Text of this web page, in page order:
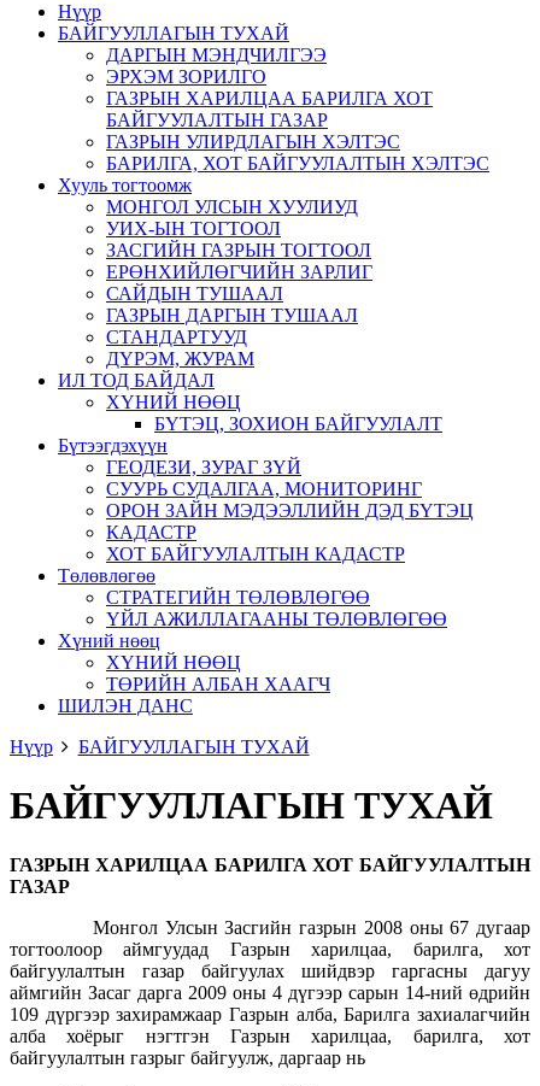
Нүүр
БАЙГУУЛЛАГЫН ТУХАЙ
ДАРГЫН МЭНДЧИЛГЭЭ
ЭРХЭМ ЗОРИЛГО
ГАЗРЫН ХАРИЛЦАА БАРИЛГА ХОТ
БАЙГУУЛАЛТЫН ГАЗАР
ГАЗРЫН УЛИРДЛАГЫН ХЭЛТЭС
БАРИЛГА, ХОТ БАЙГУУЛАЛТЫН ХЭЛТЭС
Хууль тогтоомж
МОНГОЛ УЛСЫН ХУУЛИУД
УИХ-ЫН ТОГТООЛ
ЗАСГИЙН ГАЗРЫН ТОГТООЛ
ЕРӨНХИЙЛӨГЧИЙН ЗАРЛИГ
САЙДЫН ТУШААЛ
ГАЗРЫН ДАРГЫН ТУШААЛ
СТАНДАРТУУД
ДҮРЭМ, ЖУРАМ
ИЛ ТОД БАЙДАЛ
ХҮНИЙ НӨӨЦ
БҮТЭЦ, ЗОХИОН БАЙГУУЛАЛТ
Бүтээгдэхүүн
ГЕОДЕЗИ, ЗУРАГ ЗҮЙ
СУУРЬ СУДАЛГАА, МОНИТОРИНГ
ОРОН ЗАЙН МЭДЭЭЛЛИЙН ДЭД БҮТЭЦ
КАДАСТР
ХОТ БАЙГУУЛАЛТЫН КАДАСТР
Төлөвлөгөө
СТРАТЕГИЙН ТӨЛӨВЛӨГӨӨ
ҮЙЛ АЖИЛЛАГААНЫ ТӨЛӨВЛӨГӨӨ
Хүний нөөц
ХҮНИЙ НӨӨЦ
ТӨРИЙН АЛБАН ХААГЧ
ШИЛЭН ДАНС
Нүүр
БАЙГУУЛЛАГЫН ТУХАЙ
БАЙГУУЛЛАГЫН ТУХАЙ
ГАЗРЫН ХАРИЛЦАА БАРИЛГА ХОТ БАЙГУУЛАЛТЫН
ГАЗАР
Монгол Улсын Засгийн газрын 2008 оны 67 дугаар
тогтоолоор аймгуудад Газрын харилцаа, барилга, хот
байгуулалтын газар байгуулах шийдвэр гаргасны дагуу
аймгийн Засаг дарга 2009 оны 4 дүгээр сарын 14-ний өдрийн
109 дүргээр захирамжаар Газрын алба, Барилга захиалагчийн
алба хоёрыг нэгтгэн Газрын харилцаа, барилга, хот
байгуулалтын газрыг байгуулж, даргаар нь